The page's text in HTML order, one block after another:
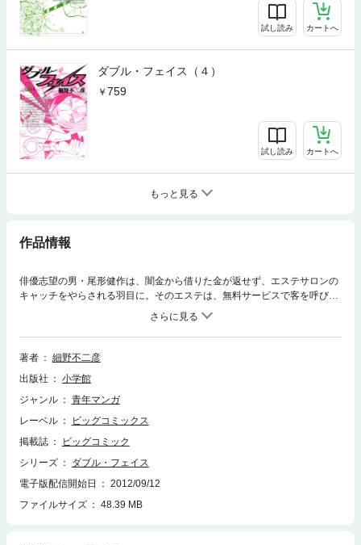
試し読み カートへ
ダブル・フェイス（４）
759
試し読み カートへ
もっと見る
作品情報
俳優志望の男・尾形健作は、闇金から借りた金が返せず、エステサロンの
キャッチをやらされる羽目に。そのエステは、無料サービスで客を呼び込
み、強引に契約まで持ち込む悪徳業者。しかも、女性客はサロンの中で尾
形に襲われ、そのビデオをもとに脅迫されるのだ。顧客の女性がその被害
にあったことを知った春居は…
著者
細野不二彦
出版社
小学館
ジャンル
青年マンガ
レーベル
ビッグコミックス
掲載誌
ビッグコミック
シリーズ
ダブル・フェイス
電子版配信開始日
2012/09/12
ファイルサイズ
48.39 MB